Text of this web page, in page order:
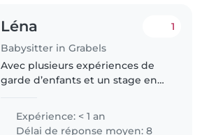
Léna
Babysitter in Grabels
1
Avec plusieurs expériences de
garde d’enfants et un stage en
l’aise avec les tout-petits ( à
partir de 3 mois ) comme avec
Expérience: < 1 an
Délai de réponse moyen: 8